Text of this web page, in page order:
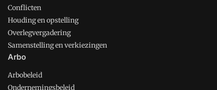
Conflicten
Houding en opstelling
Overlegvergadering
Samenstelling en verkiezingen
Arbo
Arbobeleid
Ondernemingsbeleid